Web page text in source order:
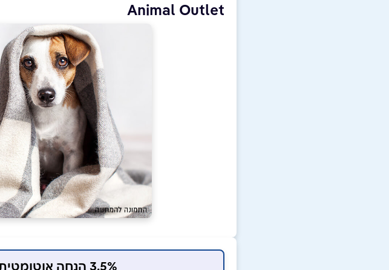
Animal Outlet
3.5% הנחה אוטומטית למשלמים בכרטיס המועדון